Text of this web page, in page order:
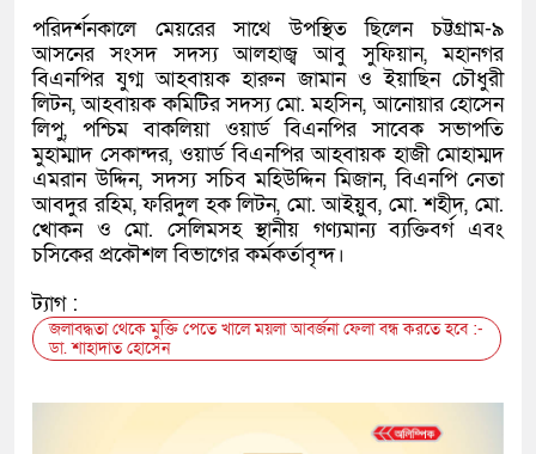
পরিদর্শনকালে মেয়রের সাথে উপস্থিত ছিলেন চট্টগ্রাম-৯
আসনের সংসদ সদস্য আলহাজ্ব আবু সুফিয়ান, মহানগর
বিএনপির যুগ্ম আহবায়ক হারুন জামান ও ইয়াছিন চৌধুরী
লিটন, আহবায়ক কমিটির সদস্য মো. মহসিন, আনোয়ার হোসেন
লিপু, পশ্চিম বাকলিয়া ওয়ার্ড বিএনপির সাবেক সভাপতি
মুহাম্মাদ সেকান্দর, ওয়ার্ড বিএনপির আহবায়ক হাজী মোহাম্মদ
এমরান উদ্দিন, সদস্য সচিব মহিউদ্দিন মিজান, বিএনপি নেতা
আবদুর রহিম, ফরিদুল হক লিটন, মো. আইয়ুব, মো. শহীদ, মো.
খোকন ও মো. সেলিমসহ স্থানীয় গণ্যমান্য ব্যক্তিবর্গ এবং
চসিকের প্রকৌশল বিভাগের কর্মকর্তাবৃন্দ।
ট্যাগ :
জলাবদ্ধতা থেকে মুক্তি পেতে খালে ময়লা আবর্জনা ফেলা বন্ধ করতে হবে :-
ডা. শাহাদাত হোসেন